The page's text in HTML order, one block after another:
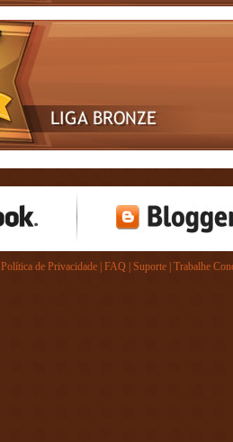
Política de Privacidade| FAQ Suporte| Trabalhe